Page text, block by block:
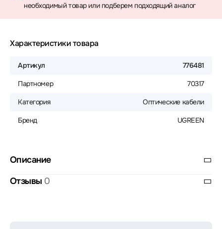
необходимый товар или подберем подходящий аналог
Характеристики товара
Артикул 776481
Партномер 70317
Категория Оптические кабели
Бренд UGREEN
Описание
Отзывы 0